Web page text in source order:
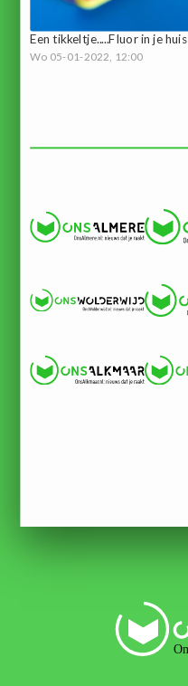
Een tikkeltje.....Fluor in je huis
Wo 05-01-2022, 12:00